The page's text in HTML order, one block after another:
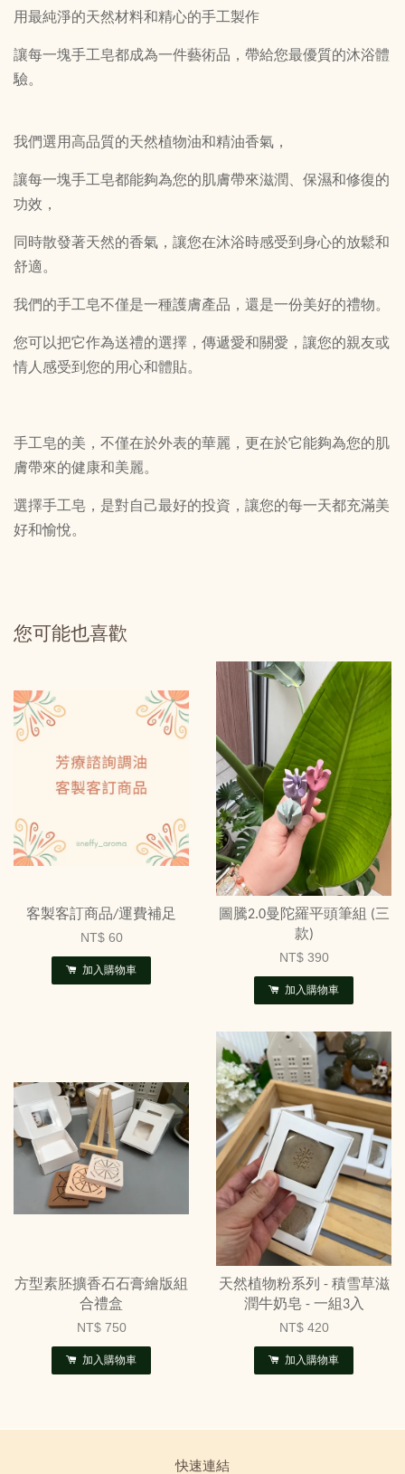
用最純淨的天然材料和精心的手工製作
讓每一塊手工皂都成為一件藝術品，帶給您最優質的沐浴體
驗。
我們選用高品質的天然植物油和精油香氣，
讓每一塊手工皂都能夠為您的肌膚帶來滋潤、保濕和修復的
功效，
同時散發著天然的香氣，讓您在沐浴時感受到身心的放鬆和
舒適。
我們的手工皂不僅是一種護膚產品，還是一份美好的禮物。
您可以把它作為送禮的選擇，傳遞愛和關愛，讓您的親友或
情人感受到您的用心和體貼。
手工皂的美，不僅在於外表的華麗，更在於它能夠為您的肌
膚帶來的健康和美麗。
選擇手工皂，是對自己最好的投資，讓您的每一天都充滿美
好和愉悅。
您可能也喜歡
客製客訂商品/運費補足
NT$ 60
加入購物車
圖騰2.0曼陀羅平頭筆組 (三
款)
NT$ 390
加入購物車
方型素胚擴香石石膏繪版組
合禮盒
NT$ 750
加入購物車
天然植物粉系列 - 積雪草滋
潤牛奶皂 - 一組3入
NT$ 420
加入購物車
快速連結